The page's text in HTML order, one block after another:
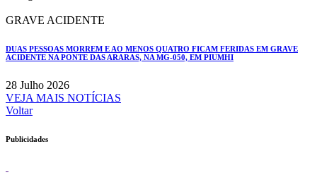
GRAVE ACIDENTE
DUAS PESSOAS MORREM E AO MENOS QUATRO FICAM FERIDAS EM GRAVE
ACIDENTE NA PONTE DAS ARARAS, NA MG-050, EM PIUMHI
28 Julho 2026
VEJA MAIS NOTÍCIAS
Voltar
Publicidades